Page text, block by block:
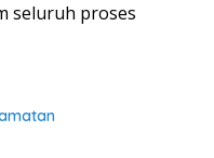
seluruh proses